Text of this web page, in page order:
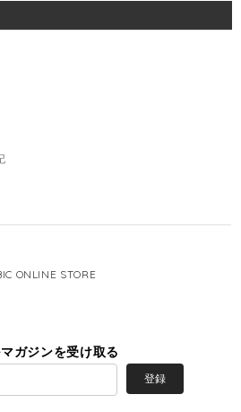
ONLINE STORE
ガジンを受け取る
登録